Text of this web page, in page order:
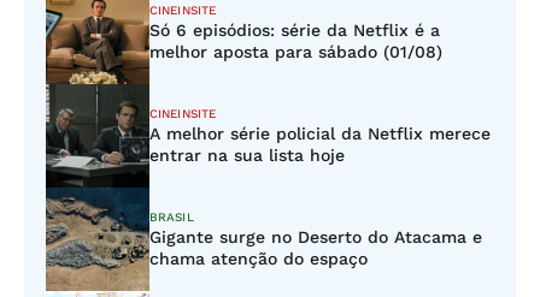
CINEINSITE
Só 6 episódios: série da Netflix é a
melhor aposta para sábado (01/08)
CINEINSITE
A melhor série policial da Netflix merece
entrar na sua lista hoje
BRASIL
Gigante surge no Deserto do Atacama e
chama atenção do espaço